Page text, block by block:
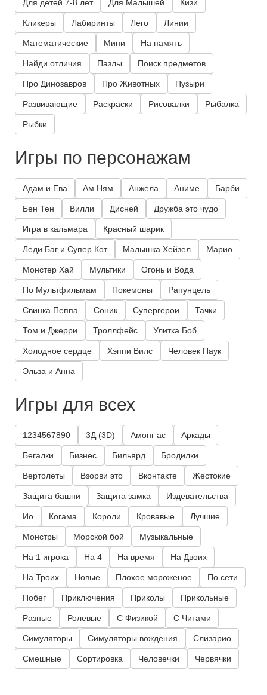
Для детей 7-8 лет Для Малышей Кизи
Кликеры Лабиринты Лего Линии
Математические Мини На память
Найди отличия Пазлы Поиск предметов
Про Динозавров Про Животных Пузыри
Развивающие Раскраски Рисовалки Рыбалка
Рыбки
Игры по персонажам
Адам и Ева Ам Ням Анжела Аниме Барби
Бен Тен Вилли Дисней Дружба это чудо
Игра в кальмара Красный шарик
Леди Баг и Супер Кот Малышка Хейзел Марио
Монстер Хай Мультики Огонь и Вода
По Мультфильмам Покемоны Рапунцель
Свинка Пеппа Соник Супергерои Тачки
Том и Джерри Троллфейс Улитка Боб
Холодное сердце Хэппи Вилс Человек Паук
Эльза и Анна
Игры для всех
1234567890 3Д (3D) Амонг ас Аркады
Бегалки Бизнес Бильярд Бродилки
Вертолеты Взорви это Вконтакте Жестокие
Защита башни Защита замка Издевательства
Ио Когама Короли Кровавые Лучшие
Монстры Морской бой Музыкальные
На 1 игрока На 4 На время На Двоих
На Троих Новые Плохое мороженое По сети
Побег Приключения Приколы Прикольные
Разные Ролевые С Физикой С Читами
Симуляторы Симуляторы вождения Слизарио
Смешные Сортировка Человечки Червячки